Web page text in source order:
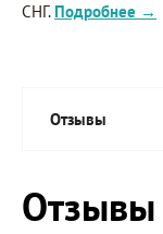
СНГ. Подробнее →
Отзывы
Отзывы